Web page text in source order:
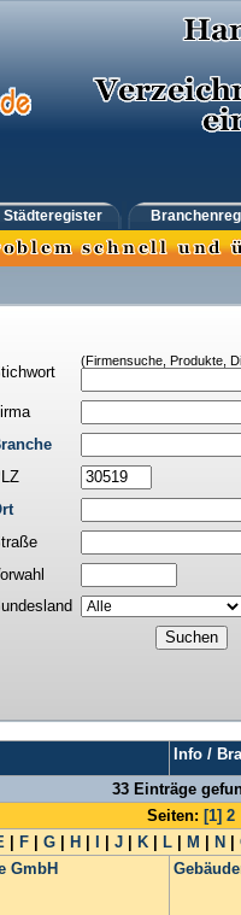
Städteregister
(Firmensuche, Produkte,
Info /
33 Einträge
Seiten: [1] 2
F G H J K L M N
GmbH